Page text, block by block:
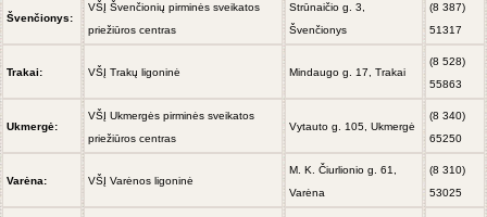
Švenčionys:
VŠĮ Švenčionių pirminės sveikatos
priežiūros centras
Strūnaičio g. 3,
Švenčionys
(8 387)
51317
Trakai: VŠĮ Trakų ligoninė Mindaugo g. 17, Trakai
(8 528)
55863
Ukmergė:
VŠĮ Ukmergės pirminės sveikatos
priežiūros centras
Vytauto g. 105, Ukmergė
(8 340)
65250
Varėna: VŠĮ Varėnos ligoninė
M. K. Čiurlionio g. 61,
Varėna
(8 310)
53025